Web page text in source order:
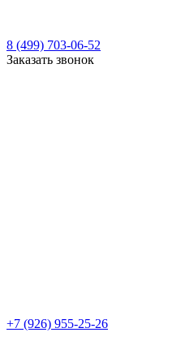
8 (499) 703-06-52
Заказать звонок
+7 (926) 955-25-26